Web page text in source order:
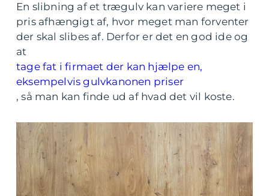
En slibning af et trægulv kan variere meget i
pris afhængigt af, hvor meget man forventer
der skal slibes af. Derfor er det en god ide og
at
tage fat i firmaet der kan hjælpe en,
eksempelvis gulvkanonen priser
, så man kan finde ud af hvad det vil koste.